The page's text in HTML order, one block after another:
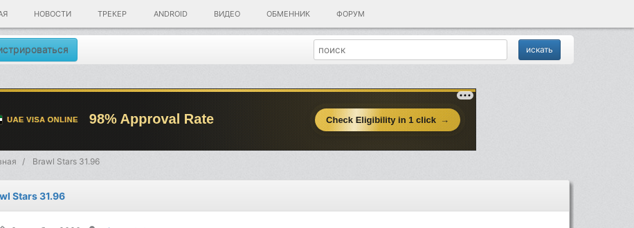
НОВОСТИ ТРЕКЕР ANDROID ВИДЕО ОБМЕННИК ФОРУМ
Brawl Stars 31.96
Stars 31.96